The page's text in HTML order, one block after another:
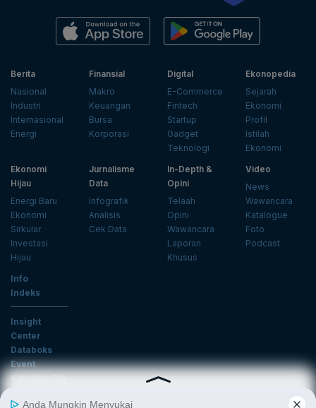
Berita
Nasional
Industri
Internasional
Energi
Finansial
Makro
Keuangan
Bursa
Korporasi
Digital
E-Commerce
Fintech
Startup
Gadget
Teknologi
Ekonopedia
Sejarah
Ekonomi
Profil
Istilah
Ekonomi
Ekonomi
Hijau
Energi Baru
Ekonomi
Sirkular
Investasi
Hijau
Jurnalisme
Data
Infografik
Analisis
Cek Data
In-Depth &
Opini
Telaah
Opini
Wawancara
Laporan
Khusus
Video
News
Wawancara
Katalogue
Foto
Podcast
Info
Indeks
Insight
Center
Databoks
Event
KatadataOto